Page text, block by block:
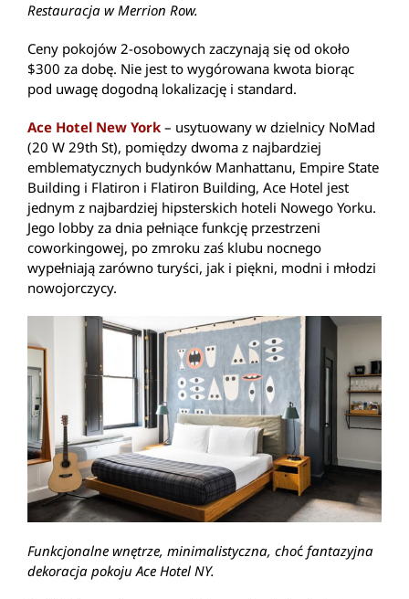
Restauracja w Merrion Row.
Ceny pokojów 2-osobowych zaczynają się od około
$300 za dobę. Nie jest to wygórowana kwota biorąc
pod uwagę dogodną lokalizację i standard.
Ace Hotel New York – usytuowany w dzielnicy NoMad
(20 W 29th St), pomiędzy dwoma z najbardziej
emblematycznych budynków Manhattanu, Empire State
Building i Flatiron i Flatiron Building, Ace Hotel jest
jednym z najbardziej hipsterskich hoteli Nowego Yorku.
Jego lobby za dnia pełniące funkcję przestrzeni
coworkingowej, po zmroku zaś klubu nocnego
wypełniają zarówno turyści, jak i piękni, modni i młodzi
nowojorczycy.
Funkcjonalne wnętrze, minimalistyczna, choć fantazyjna
dekoracja pokoju Ace Hotel NY.